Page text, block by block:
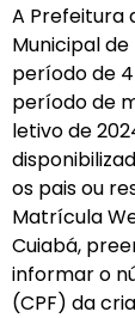
A Prefeitura
Municipal
período de
período de
letivo de
os pais ou
Matrícula
Cuiabá,
informar o
(CPF) da